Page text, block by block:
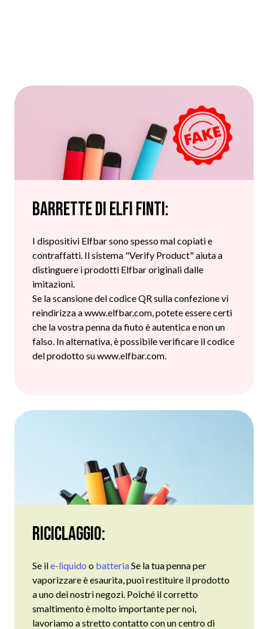
Barrette di elfi finti:
I dispositivi Elfbar sono spesso mal copiati e
contraffatti. Il sistema "Verify Product" aiuta a
distinguere i prodotti Elfbar originali dalle
imitazioni.
Se la scansione del codice QR sulla confezione vi
reindirizza a www.elfbar.com, potete essere certi
che la vostra penna da fiuto è autentica e non un
falso. In alternativa, è possibile verificare il codice
del prodotto su www.elfbar.com.
Riciclaggio:
Se ile-liquido o batteriaSe la tua penna per
vaporizzare è esaurita, puoi restituire il prodotto
a uno dei nostri negozi. Poiché il corretto
smaltimento è molto importante per noi,
lavoriamo a stretto contatto con un centro di